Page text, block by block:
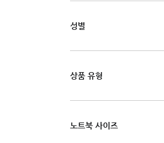
성별
상품 유형
노트북 사이즈